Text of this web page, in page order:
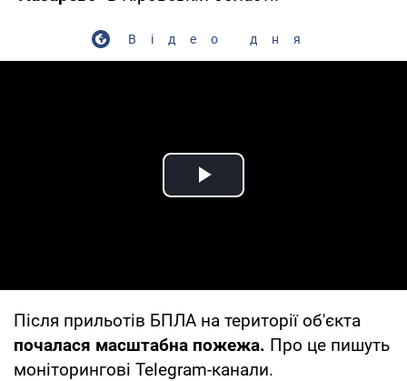
Відео дня
Play Video
Після прильотів БПЛА на території об'єкта
почалася масштабна пожежа. Про це пишуть
моніторингові Telegram-канали.